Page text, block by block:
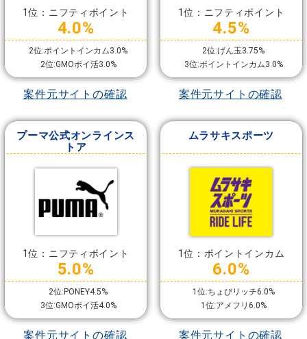
1位：ニフティポイント
4.0%
2位:ポイントインカム3.0%
2位:GMOポイ活3.0%
案件元サイトの確認
1位：ニフティポイント
4.5%
2位:げん玉3.75%
3位:ポイントインカム3.0%
案件元サイトの確認
プーマ公式オンラインス
トア
1位：ニフティポイント
5.0%
2位:PONEY4.5%
3位:GMOポイ活4.0%
案件元サイトの確認
ムラサキスポーツ
1位：ポイントインカム
6.0%
1位:ちょびリッチ6.0%
1位:アメフリ6.0%
案件元サイトの確認